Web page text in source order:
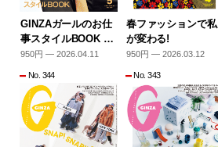
GINZAガールのお仕
事スタイルBOOK …
950円 — 2026.04.11
春ファッションで私
が変わる!
950円 — 2026.03.12
No. 344 No. 343